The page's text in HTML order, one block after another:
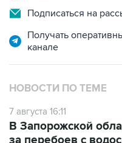
Получать
канале
НОВОСТИ ПО ТЕМЕ
7 августа 16:11
за перебоев с